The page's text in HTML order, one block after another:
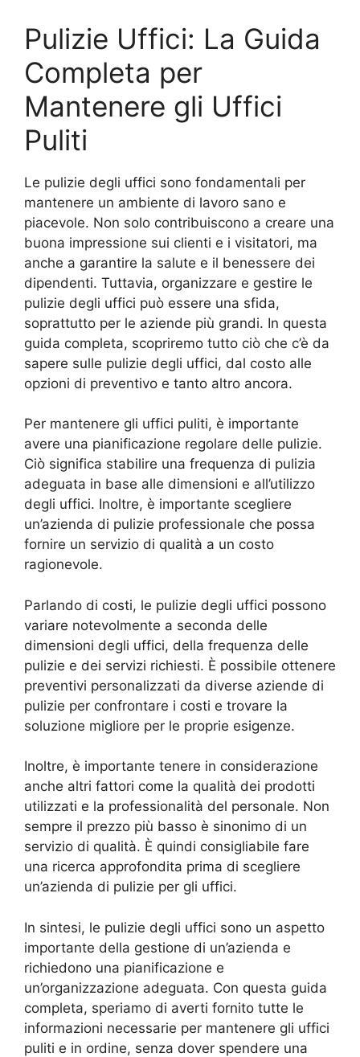
Pulizie Uffici: La Guida
Completa per
Mantenere gli Uffici
Puliti
Le pulizie degli uffici sono fondamentali per
mantenere un ambiente di lavoro sano e
piacevole. Non solo contribuiscono a creare una
buona impressione sui clienti e i visitatori, ma
anche a garantire la salute e il benessere dei
dipendenti. Tuttavia, organizzare e gestire le
pulizie degli uffici può essere una sfida,
soprattutto per le aziende più grandi. In questa
guida completa, scopriremo tutto ciò che c’è da
sapere sulle pulizie degli uffici, dal costo alle
opzioni di preventivo e tanto altro ancora.
Per mantenere gli uffici puliti, è importante
avere una pianificazione regolare delle pulizie.
Ciò significa stabilire una frequenza di pulizia
adeguata in base alle dimensioni e all’utilizzo
degli uffici. Inoltre, è importante scegliere
un’azienda di pulizie professionale che possa
fornire un servizio di qualità a un costo
ragionevole.
Parlando di costi, le pulizie degli uffici possono
variare notevolmente a seconda delle
dimensioni degli uffici, della frequenza delle
pulizie e dei servizi richiesti. È possibile ottenere
preventivi personalizzati da diverse aziende di
pulizie per confrontare i costi e trovare la
soluzione migliore per le proprie esigenze.
Inoltre, è importante tenere in considerazione
anche altri fattori come la qualità dei prodotti
utilizzati e la professionalità del personale. Non
sempre il prezzo più basso è sinonimo di un
servizio di qualità. È quindi consigliabile fare
una ricerca approfondita prima di scegliere
un’azienda di pulizie per gli uffici.
In sintesi, le pulizie degli uffici sono un aspetto
importante della gestione di un’azienda e
richiedono una pianificazione e
un’organizzazione adeguata. Con questa guida
completa, speriamo di averti fornito tutte le
informazioni necessarie per mantenere gli uffici
puliti e in ordine, senza dover spendere una